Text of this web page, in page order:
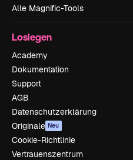
Alle Magnific-Tools
Loslegen
Academy
Dokumentation
Support
AGB
Datenschutzerklärung
Originale Neu
Cookie-Richtlinie
Vertrauenszentrum